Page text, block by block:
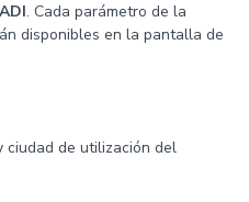
. Cada parámetro de la
disponibles en la pantalla de
ciudad de utilización del